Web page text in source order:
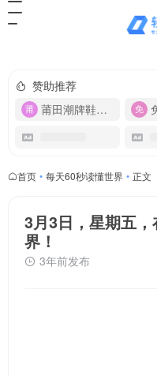
赞助推荐
莆田潮牌鞋服-货源
首页 • 每天60秒读懂世界 • 正文
3月3日，星期五
界！
3年前发布